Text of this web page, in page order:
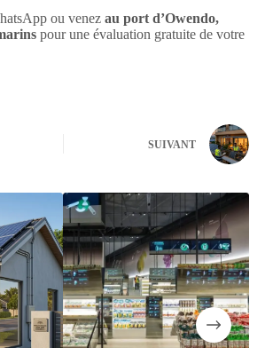
ou venez au port d’Owendo,
pour une évaluation gratuite de votre
SUIVANT